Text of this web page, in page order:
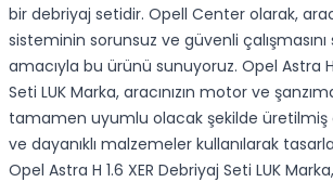
bir debriyaj setidir. Opell Center olarak,
sisteminin sorunsuz ve güvenli
amacıyla bu ürünü sunuyoruz. Opel Astra H
Seti LUK Marka, aracınızın motor ve
tamamen uyumlu olacak şekilde üretilmiş
ve dayanıklı malzemeler kullanılarak
Opel Astra H 1.6 XER Debriyaj Seti LUK